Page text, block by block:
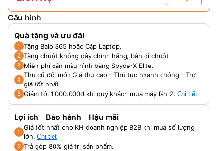
Cấu hình
Quà tặng và ưu đãi
1 Tặng Balo 365 hoặc Cặp Laptop.
2 Tặng chuột không dây chính hãng, bàn di chuột
3 Miễn phí cân màu hình bằng SpyderX Elite.
4
Thu cũ đổi mới: Giá thu cao - Thủ tục nhanh chóng - Trợ
giá tốt nhất
5 Giảm tới 1.000.000đ khi quý khách mua máy lần 2: Chi tiết
Lợi ích - Bảo hành - Hậu mãi
1
Giá tốt nhất cho KH doanh nghiệp B2B khi mua số lượng
lớn. Chi tiết
2 Trả góp 80% giá trị sản phẩm.